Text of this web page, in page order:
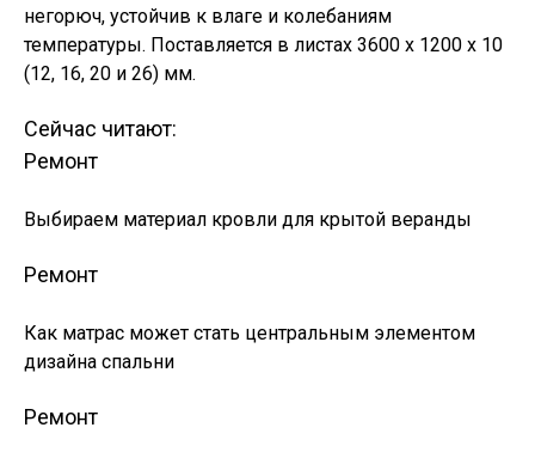
негорюч, устойчив к влаге и колебаниям
температуры. Поставляется в листах 3600 х 1200 х 10
(12, 16, 20 и 26) мм.
Сейчас читают:
Ремонт
Выбираем материал кровли для крытой веранды
Ремонт
Как матрас может стать центральным элементом
дизайна спальни
Ремонт